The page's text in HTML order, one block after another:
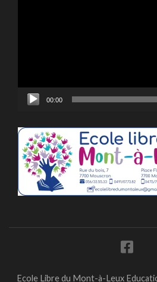
00:00
Ecole Libre du Mont-à-Leux